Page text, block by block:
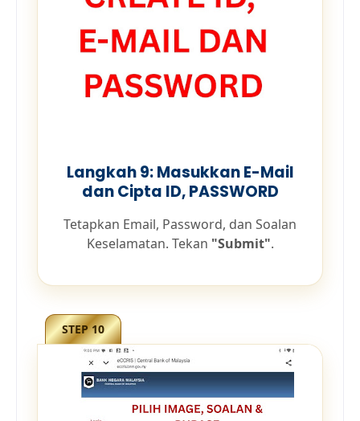
Langkah 9: Masukkan E-Mail
dan Cipta ID, PASSWORD
Tetapkan Email, Password, dan Soalan
Keselamatan. Tekan "Submit".
STEP 10